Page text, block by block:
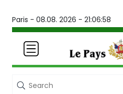
Paris - 08.08. 2026 - 21:06:58